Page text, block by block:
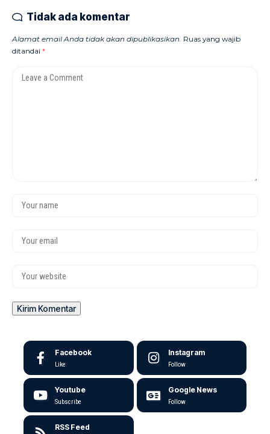
Tidak ada komentar
Alamat email Anda tidak akan dipublikasikan. Ruas yang wajib
ditandai *
Facebook
Like
Instagram
Follow
Youtube
Subscribe
Google News
Follow
RSS Feed